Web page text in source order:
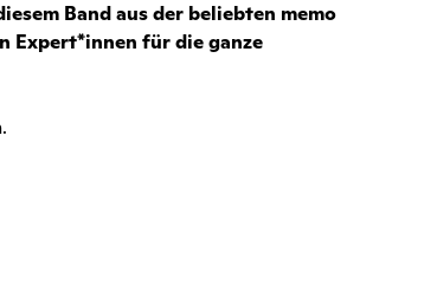
Band aus der beliebten memo
Expert*innen für die ganze